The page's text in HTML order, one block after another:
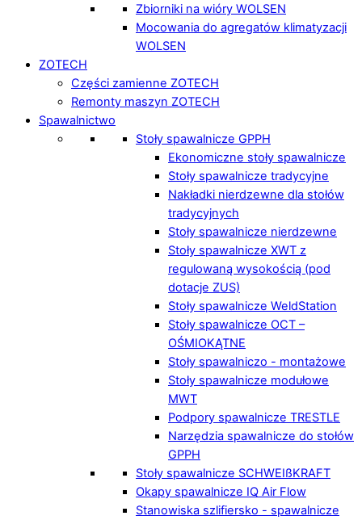
Zbiorniki na wióry WOLSEN
Mocowania do agregatów klimatyzacji
WOLSEN
ZOTECH
Części zamienne ZOTECH
Remonty maszyn ZOTECH
Spawalnictwo
Stoły spawalnicze GPPH
Ekonomiczne stoły spawalnicze
Stoły spawalnicze tradycyjne
Nakładki nierdzewne dla stołów
tradycyjnych
Stoły spawalnicze nierdzewne
Stoły spawalnicze XWT z
regulowaną wysokością (pod
dotacje ZUS)
Stoły spawalnicze WeldStation
Stoły spawalnicze OCT –
OŚMIOKĄTNE
Stoły spawalniczo - montażowe
Stoły spawalnicze modułowe
MWT
Podpory spawalnicze TRESTLE
Narzędzia spawalnicze do stołów
GPPH
Stoły spawalnicze SCHWEIßKRAFT
Okapy spawalnicze IQ Air Flow
Stanowiska szlifiersko - spawalnicze